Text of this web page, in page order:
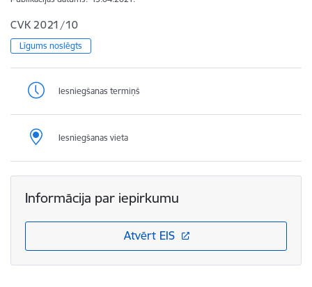
CVK 2021/10
Līgums noslēgts
Iesniegšanas termiņš
Iesniegšanas vieta
Informācija par iepirkumu
Atvērt EIS